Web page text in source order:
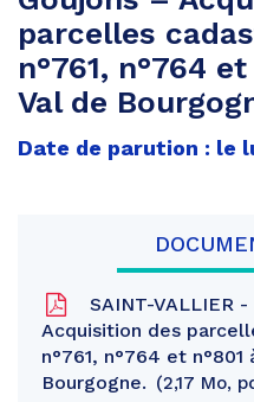
parcelles
n°761, n°764
Val de
Date de parution : le
SAINT-VALLIER
Acquisition des
n°761, n°764 et n°801
Bourgogne.
2,17 Mo,